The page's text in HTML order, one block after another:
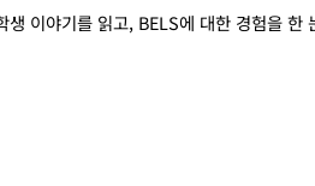
이야기를 읽고, BELS에 대한 경험을 한